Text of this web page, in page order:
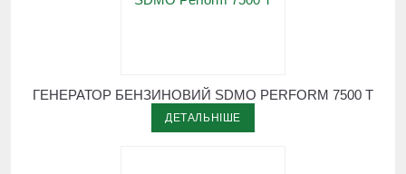
ГЕНЕРАТОР БЕНЗИНОВИЙ SDMO PERFORM 7500 T
ДЕТАЛЬНІШЕ